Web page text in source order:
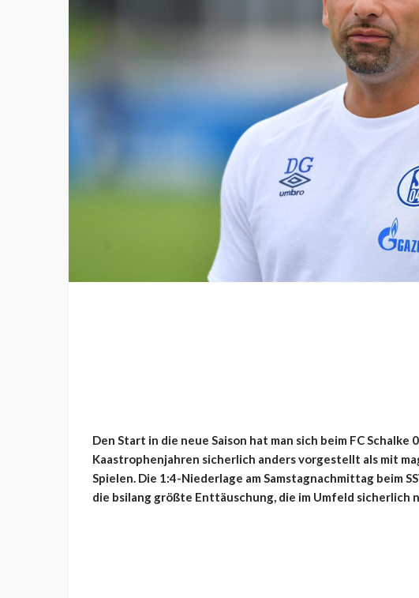
Den Start in die neue Saison hat man sich beim FC
Kaastrophenjahren sicherlich anders vorgestellt als mit
Spielen. Die 1:4-Niederlage am Samstagnachmittag beim
die bsilang größte Enttäuschung, die im Umfeld